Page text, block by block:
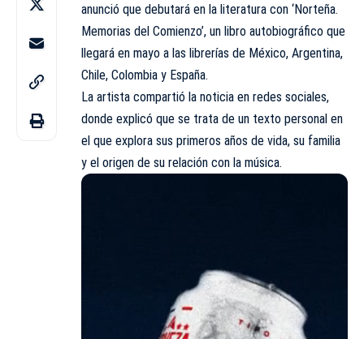
anunció que debutará en la literatura con ‘Norteña.
Memorias del Comienzo’, un libro autobiográfico que
llegará en mayo a las librerías de México, Argentina,
Chile, Colombia y España.
La artista compartió la noticia en redes sociales,
donde explicó que se trata de un texto personal en
el que explora sus primeros años de vida, su familia
y el origen de su relación con la música.